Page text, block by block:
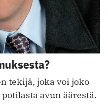
tekijä, joka voi joko
avun äärestä.